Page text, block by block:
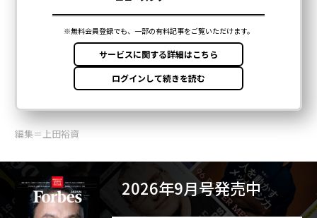
編集＝上田裕資
2026年9月号発売中